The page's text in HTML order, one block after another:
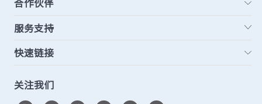
服务支持
快速链接
关注我们